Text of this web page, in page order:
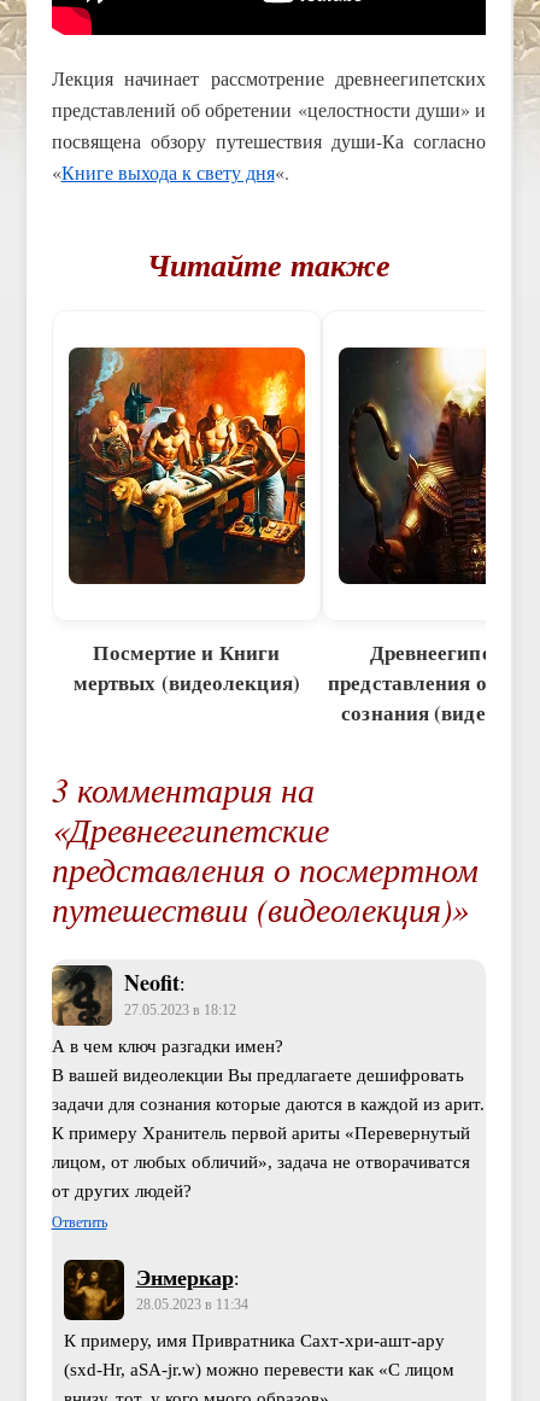
Лекция начинает рассмотрение древнеегипетских
представлений об обретении «целостности души» и
посвящена обзору путешествия души-Ка согласно
«Книге выхода к свету дня«.
Читайте также
Посмертие и Книги
мертвых (видеолекция)
представления о
сознания
3 комментария на
«Древнеегипетские
представления о посмертном
путешествии (видеолекция)»
Neofit:
27.05.2023 в 18:12
А в чем ключ разгадки имен?
В вашей видеолекции Вы предлагаете дешифровать
задачи для сознания которые даются в каждой из арит.
К примеру Хранитель первой ариты «Перевернутый
лицом, от любых обличий», задача не отворачиватся
от других людей?
Ответить
Энмеркар:
28.05.2023 в 11:34
К примеру, имя Привратника Сахт-хри-ашт-ару
(sxd-Hr, aSA-jr.w) можно перевести как «С лицом